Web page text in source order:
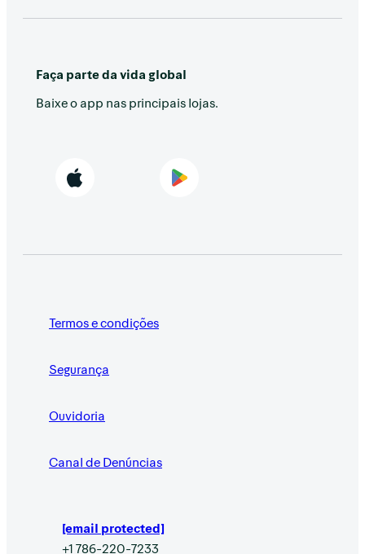
Faça parte da vida global
Baixe o app nas principais lojas.
Termos e condições
Segurança
Ouvidoria
Canal de Denúncias
[email protected]
+1 786-220-7233